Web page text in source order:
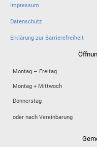
Impressum
Datenschutz
Erklärung zur Barrierefreiheit
Montag – Freitag
Montag + Mittwoch
Donnerstag
oder nach Vereinbarung